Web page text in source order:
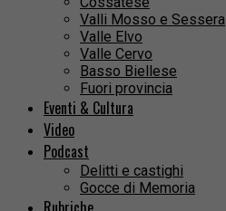
Valli Mosso e Sessera
Valle Elvo
Valle Cervo
Basso Biellese
Fuori provincia
Eventi & Cultura
Video
Podcast
Delitti e castighi
Gocce di Memoria